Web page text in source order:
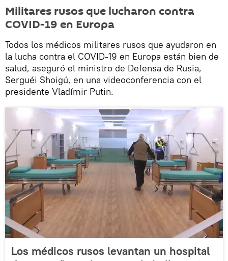
Militares rusos que lucharon contra
COVID-19 en Europa
Todos los médicos militares rusos que ayudaron en
la lucha contra el COVID-19 en Europa están bien de
salud, aseguró el ministro de Defensa de Rusia,
Serguéi Shoigú, en una videoconferencia con el
presidente Vladímir Putin.
Los médicos rusos levantan un hospital